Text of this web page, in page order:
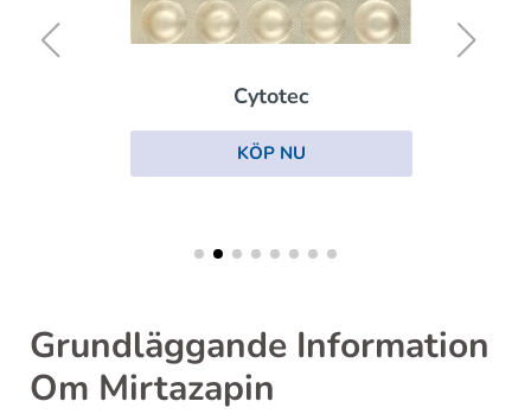
Cytotec
KÖP NU
Grundläggande Information
Om Mirtazapin